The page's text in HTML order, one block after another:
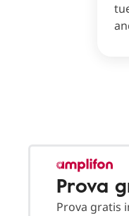
Prova
Prova gratis